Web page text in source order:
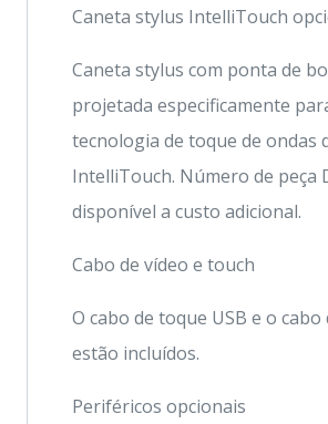
Caneta stylus IntelliTouch
Caneta stylus com ponta de
projetada especificamente
tecnologia de toque de ondas
IntelliTouch. Número de peça
disponível a custo adicional.
Cabo de vídeo e touch
O cabo de toque USB e o cabo
estão incluídos.
Periféricos opcionais